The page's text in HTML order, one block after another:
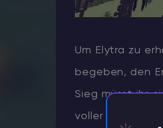
Um Elytra zu
begeben, den
Sieg müsst ihr
voller Shulkers,